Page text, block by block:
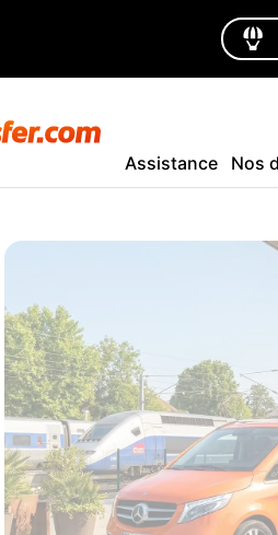
Assistance Nos